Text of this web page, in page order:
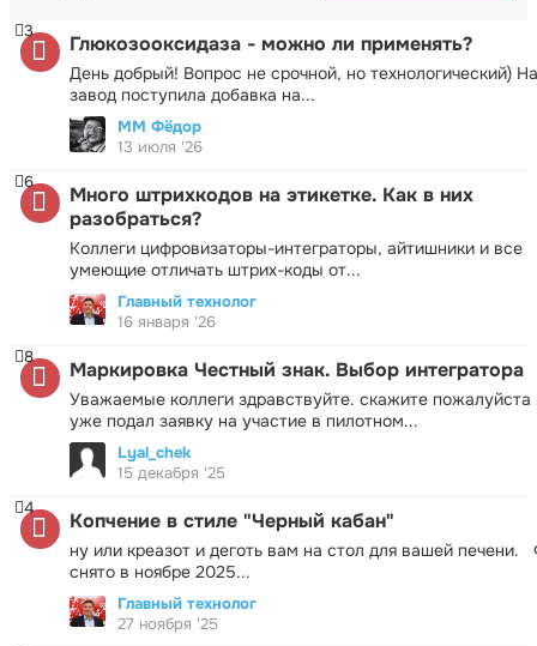
Глюкозооксидаза - можно ли применять?
День добрый! Вопрос не срочной, но технологический) На
завод поступила добавка на...
3
ММ Фёдор
13 июля '26
Много штрихкодов на этикетке. Как в них
разобраться?
Коллеги цифровизаторы-интеграторы, айтишники и все
умеющие отличать штрих-коды от...
6
Главный технолог
16 января '26
Маркировка Честный знак. Выбор интегратора
Уважаемые коллеги здравствуйте. скажите пожалуйста
уже подал заявку на участие в пилотном...
8
Lyal_chek
15 декабря '25
Копчение в стиле "Черный кабан"
ну или креазот и деготь вам на стол для вашей печени.
снято в ноябре 2025...
4
Главный технолог
27 ноября '25